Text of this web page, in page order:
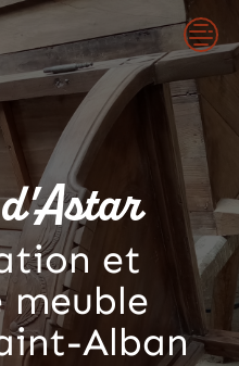
d'Astar
et
meuble
Alban